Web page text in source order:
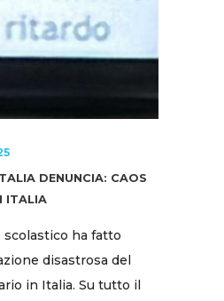
DENUNCIA: CAOS
ITALIA
ha fatto
disastrosa del
in Italia. Su tutto il